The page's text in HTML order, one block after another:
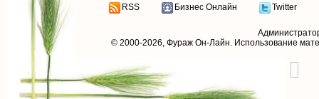
RSS Бизнес Онлайн Twitter
© 2000-2026, Фураж Он-Лайн. Использование